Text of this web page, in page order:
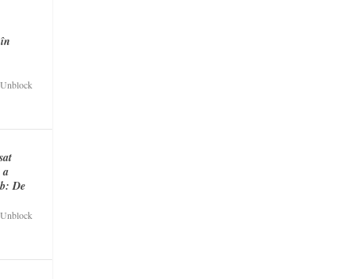
Unblock
a
De
Unblock